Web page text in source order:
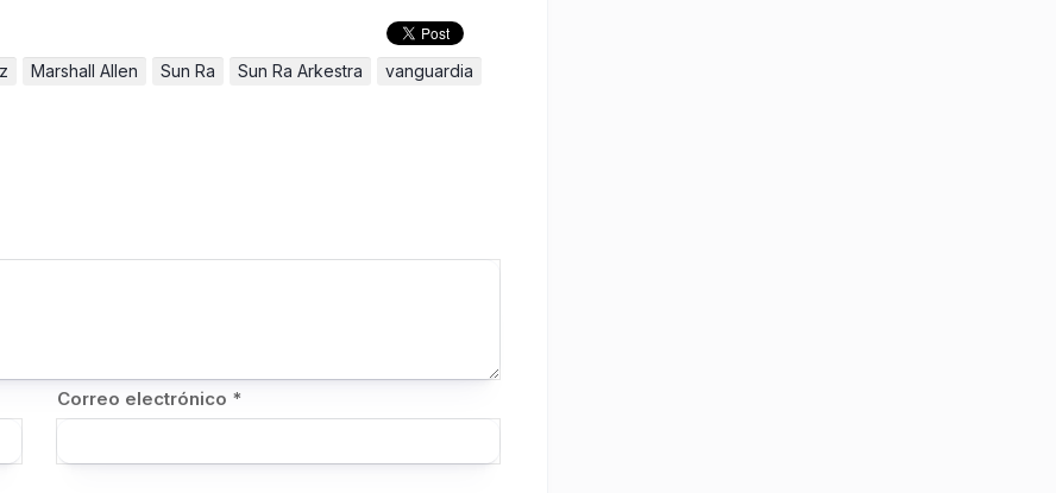
Marshall Allen Sun Ra Sun Ra Arkestra vanguardia
Correo electrónico *